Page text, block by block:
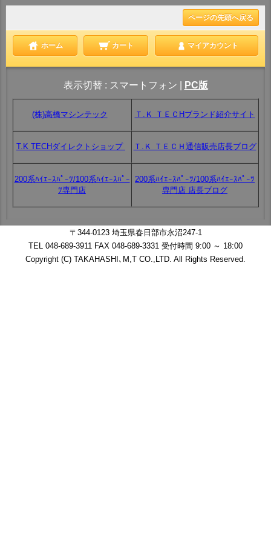
ページの先頭へ戻る
ホーム カート マイアカウント
表示切替 : スマートフォン PC版
(株)高橋マシンテック Ｔ.Ｋ ＴＥＣHブランド紹介サイト
T.K TECHダイレクトショップ Ｔ.Ｋ ＴＥＣＨ通信販売店長ブログ
200系ﾊｲｴｰｽﾊﾟｰﾂ/100系ﾊｲｴｰｽﾊﾟｰ
ﾂ専門店
200系ﾊｲｴｰｽﾊﾟｰﾂ/100系ﾊｲｴｰｽﾊﾟｰﾂ
専門店 店長ブログ
〒344-0123 埼玉県春日部市永沼247-1
TEL 048-689-3911 FAX 048-689-3331 受付時間 9:00 ～ 18:00
Copyright (C) TAKAHASHI､M,T CO.,LTD. All Rights Reserved.